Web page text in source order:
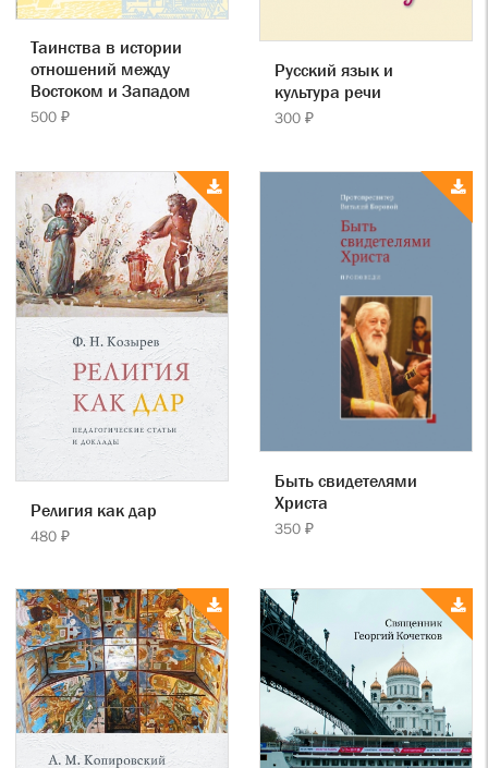
Таинства в истории
отношений между
Востоком и Западом
500 ₽
Русский язык и
культура речи
300 ₽
Религия как дар
480 ₽
Быть свидетелями
Христа
350 ₽